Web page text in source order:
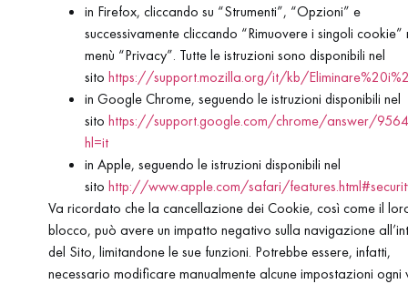
in Firefox, cliccando su “Strumenti”, “Opzioni” e
successivamente cliccando “Rimuovere i singoli cookie”
menù “Privacy”. Tutte le istruzioni sono disponibili nel
sito https://support.mozilla.org/it/kb/
in Google Chrome, seguendo le istruzioni disponibili nel
sito https://support.google.com/chrome/answer/
hl=it
in Apple, seguendo le istruzioni disponibili nel
sito http://www.apple.com/safari/
Va ricordato che la cancellazione dei Cookie, così come il
blocco, può avere un impatto negativo sulla navigazione
del Sito, limitandone le sue funzioni. Potrebbe essere, infatti,
necessario modificare manualmente alcune impostazioni ogni